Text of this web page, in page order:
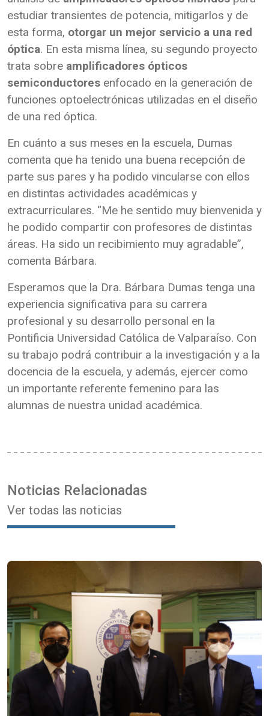
estudiar transientes de potencia, mitigarlos y de
esta forma, otorgar un mejor servicio a una red
óptica. En esta misma línea, su segundo proyecto
trata sobre amplificadores ópticos
semiconductores enfocado en la generación de
funciones optoelectrónicas utilizadas en el diseño
de una red óptica.
En cuánto a sus meses en la escuela, Dumas
comenta que ha tenido una buena recepción de
parte sus pares y ha podido vincularse con ellos
en distintas actividades académicas y
extracurriculares. “Me he sentido muy bienvenida y
he podido compartir con profesores de distintas
áreas. Ha sido un recibimiento muy agradable”,
comenta Bárbara.
Esperamos que la Dra. Bárbara Dumas tenga una
experiencia significativa para su carrera
profesional y su desarrollo personal en la
Pontificia Universidad Católica de Valparaíso. Con
su trabajo podrá contribuir a la investigación y a la
docencia de la escuela, y además, ejercer como
un importante referente femenino para las
alumnas de nuestra unidad académica.
Noticias Relacionadas
Ver todas las noticias